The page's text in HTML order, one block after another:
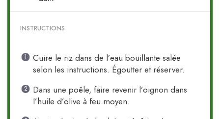
INSTRUCTIONS
Cuire le riz dans de l’eau bouillante salée
selon les instructions. Égoutter et réserver.
Dans une poêle, faire revenir l’oignon dans
l’huile d’olive à feu moyen.